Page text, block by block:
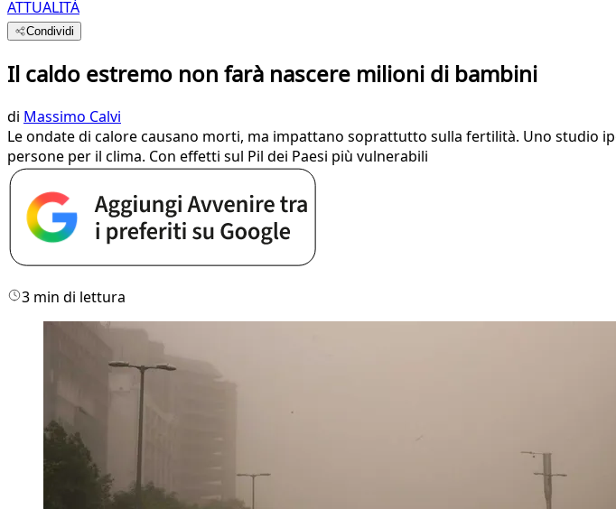
ATTUALITÀ
Condividi
Il caldo estremo non farà nascere milioni di bambini
di Massimo Calvi
Le ondate di calore causano morti, ma impattano soprattutto sulla fertilità. Uno studio
persone per il clima. Con effetti sul Pil dei Paesi più vulnerabili
3 min di lettura